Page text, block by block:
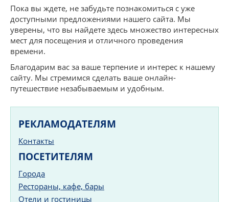
Пока вы ждете, не забудьте познакомиться с уже
доступными предложениями нашего сайта. Мы
уверены, что вы найдете здесь множество интересных
мест для посещения и отличного проведения
времени.
Благодарим вас за ваше терпение и интерес к нашему
сайту. Мы стремимся сделать ваше онлайн-
путешествие незабываемым и удобным.
РЕКЛАМОДАТЕЛЯМ
Контакты
ПОСЕТИТЕЛЯМ
Города
Рестораны, кафе, бары
Отели и гостиницы